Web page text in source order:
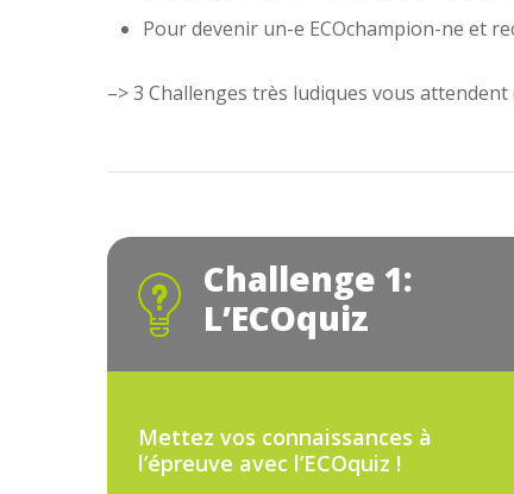
Pour devenir un-e ECOchampion-ne et
–> 3 Challenges très ludiques vous attendent
Challenge 1:
L’ECOquiz
Mettez vos connaissances à
l’épreuve avec l’ECOquiz !